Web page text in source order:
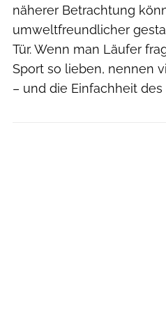
näherer Betrachtung
umweltfreundlicher
Tür. Wenn man Läufer
Sport so lieben, nennen
– und die Einfachheit des